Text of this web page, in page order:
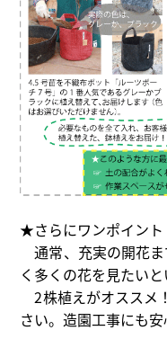
★さらにワンポイント
通常、充実の開花
く多くの花を見たいと
2株植えがオススメ
さい。造園工事にも安